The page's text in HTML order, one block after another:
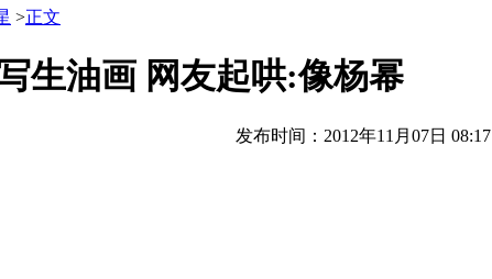
>正文
生油画 网友起哄:像杨幂
发布时间：2012年11月07日 08:17